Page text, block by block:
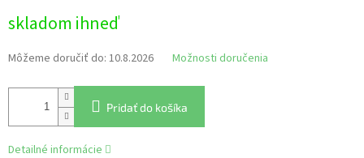
cena:
skladom ihneď
Môžeme doručiť do: 10.8.2026 Možnosti doručenia
Pridať do košíka
Detailné informácie